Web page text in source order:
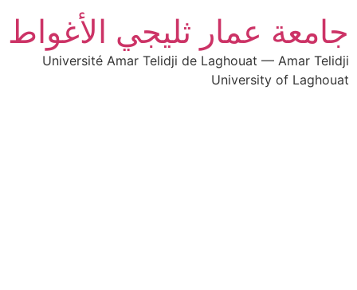
جامعة عمار ثليجي الأغواط
Université Amar Telidji de Laghouat — Amar Telidji
University of Laghouat